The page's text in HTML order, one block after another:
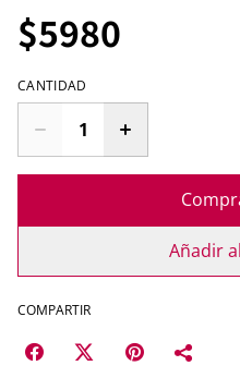
$5980
CANTIDAD
Añadir
COMPARTIR